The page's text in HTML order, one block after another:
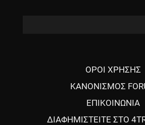
ΟΡΟΙ ΧΡΗΣΗΣ
ΚΑΝΟΝΙΣΜΟΣ
ΕΠΙΚΟΙΝΩΝΙΑ
ΔΙΑΦΗΜΙΣΤΕΙΤΕ ΣΤΟ